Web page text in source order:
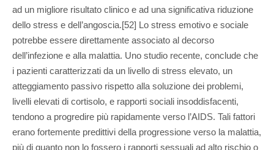
ad un migliore risultato clinico e ad una significativa riduzione
dello stress e dell’angoscia.[52] Lo stress emotivo e sociale
potrebbe essere direttamente associato al decorso
dell’infezione e alla malattia. Uno studio recente, conclude che
i pazienti caratterizzati da un livello di stress elevato, un
atteggiamento passivo rispetto alla soluzione dei problemi,
livelli elevati di cortisolo, e rapporti sociali insoddisfacenti,
tendono a progredire più rapidamente verso l’AIDS. Tali fattori
erano fortemente predittivi della progressione verso la malattia,
più di quanto non lo fossero i rapporti sessuali ad alto rischio o